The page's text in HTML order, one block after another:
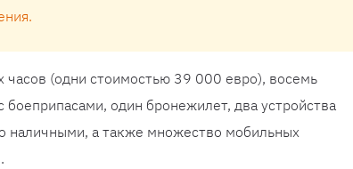
(одни стоимостью 39 000 евро), восемь
один бронежилет, два устройства
наличными, а также множество мобильных